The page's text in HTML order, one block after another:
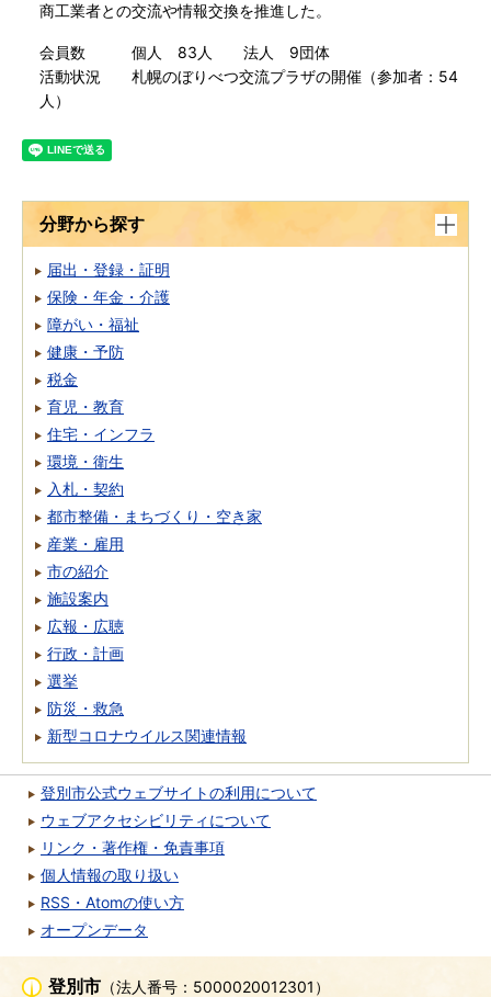
商工業者との交流や情報交換を推進した。
会員数 個人 83人 法人 9団体
活動状況 札幌のぼりべつ交流プラザの開催（参加者：54
人）
分野から探す
届出・登録・証明
保険・年金・介護
障がい・福祉
健康・予防
税金
育児・教育
住宅・インフラ
環境・衛生
入札・契約
都市整備・まちづくり・空き家
産業・雇用
市の紹介
施設案内
広報・広聴
行政・計画
選挙
防災・救急
新型コロナウイルス関連情報
登別市公式ウェブサイトの利用について
ウェブアクセシビリティについて
リンク・著作権・免責事項
個人情報の取り扱い
RSS・Atomの使い方
オープンデータ
登別市 （法人番号：5000020012301）